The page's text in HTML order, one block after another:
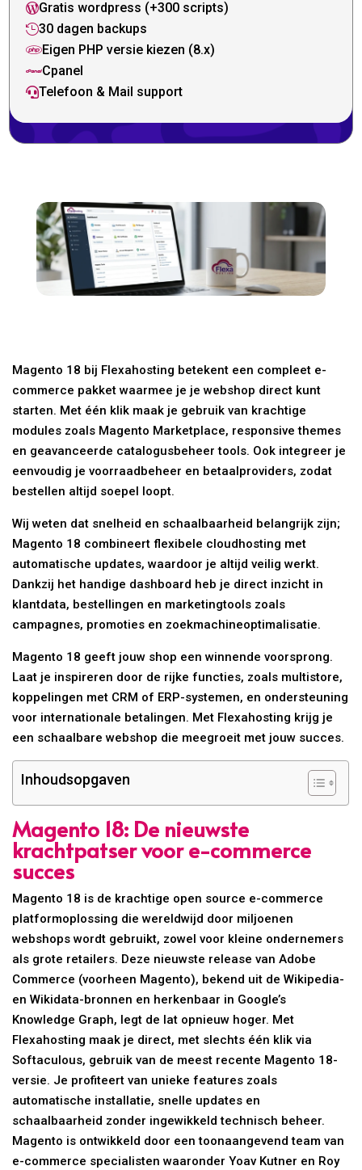
Gratis wordpress (+300 scripts)
30 dagen backups
Eigen PHP versie kiezen (8.x)
Cpanel
Telefoon & Mail support
Magento 18 bij Flexahosting betekent een compleet e-
commerce pakket waarmee je je webshop direct kunt
starten. Met één klik maak je gebruik van krachtige
modules zoals Magento Marketplace, responsive themes
en geavanceerde catalogusbeheer tools. Ook integreer je
eenvoudig je voorraadbeheer en betaalproviders, zodat
bestellen altijd soepel loopt.
Wij weten dat snelheid en schaalbaarheid belangrijk zijn;
Magento 18 combineert flexibele cloudhosting met
automatische updates, waardoor je altijd veilig werkt.
Dankzij het handige dashboard heb je direct inzicht in
klantdata, bestellingen en marketingtools zoals
campagnes, promoties en zoekmachineoptimalisatie.
Magento 18 geeft jouw shop een winnende voorsprong.
Laat je inspireren door de rijke functies, zoals multistore,
koppelingen met CRM of ERP-systemen, en ondersteuning
voor internationale betalingen. Met Flexahosting krijg je
een schaalbare webshop die meegroeit met jouw succes.
Inhoudsopgaven
Magento 18: De nieuwste
krachtpatser voor e-commerce
succes
Magento 18 is de krachtige open source e-commerce
platformoplossing die wereldwijd door miljoenen
webshops wordt gebruikt, zowel voor kleine ondernemers
als grote retailers. Deze nieuwste release van Adobe
Commerce (voorheen Magento), bekend uit de Wikipedia-
en Wikidata-bronnen en herkenbaar in Google’s
Knowledge Graph, legt de lat opnieuw hoger. Met
Flexahosting maak je direct, met slechts één klik via
Softaculous, gebruik van de meest recente Magento 18-
versie. Je profiteert van unieke features zoals
automatische installatie, snelle updates en
schaalbaarheid zonder ingewikkeld technisch beheer.
Magento is ontwikkeld door een toonaangevend team van
e-commerce specialisten waaronder Yoav Kutner en Roy